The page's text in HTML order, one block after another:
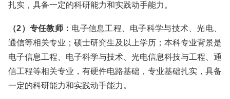
扎实，具备一定的科研能力和实践动手能力。
（2）专任教师： 电子信息工程、电子科学与技术、光电、
通信等相关专业；硕士研究生及以上学历；本科专业背景是
电子信息工程、电子科学与技术、光电信息科技与工程、通
信工程等相关专业，有硬件电路基础，专业基础扎实，具备
一定的科研能力和实践动手能力。